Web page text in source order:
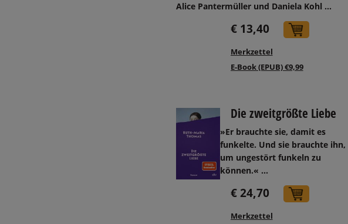
Alice Pantermüller und Daniela Kohl ...
€ 13,40
Merkzettel
E-Book (EPUB) €9,99
Die zweitgrößte Liebe
»Er brauchte sie, damit es
funkelte. Und sie brauchte ihn,
um ungestört funkeln zu
können.« ...
€ 24,70
Merkzettel